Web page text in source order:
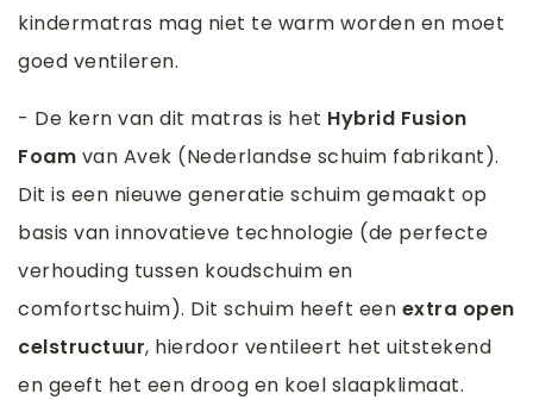
kindermatras mag niet te warm worden en moet
goed ventileren.
- De kern van dit matras is het Hybrid Fusion
Foam van Avek (Nederlandse schuim fabrikant).
Dit is een nieuwe generatie schuim gemaakt op
basis van innovatieve technologie (de perfecte
verhouding tussen koudschuim en
comfortschuim). Dit schuim heeft een extra open
celstructuur, hierdoor ventileert het uitstekend
en geeft het een droog en koel slaapklimaat.